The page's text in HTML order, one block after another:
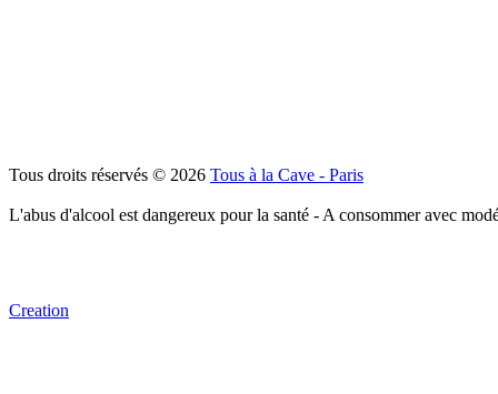
Tous droits réservés © 2026 Tous à la Cave - Paris
L'abus d'alcool est dangereux pour la santé - A consommer avec
Creation